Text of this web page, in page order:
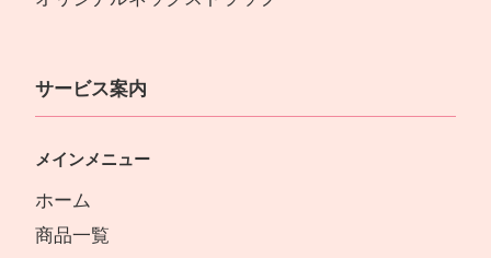
サービス案内
メインメニュー
ホーム
商品一覧